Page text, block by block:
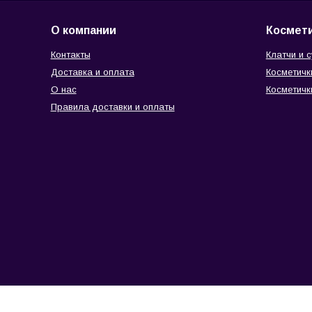
О компании
Контакты
Доставка и оплата
О нас
Правила доставки и оплаты
Клатчи и